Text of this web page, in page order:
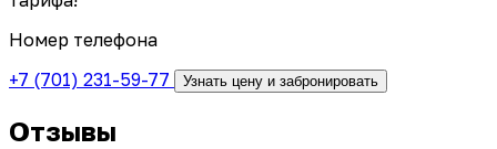
Номер телефона
+7 (701) 231-59-77
Узнать цену и забронировать
Отзывы